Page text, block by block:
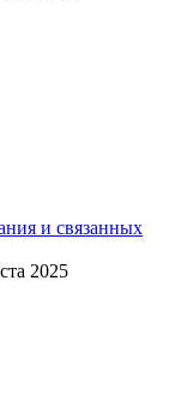
и связанных
2025